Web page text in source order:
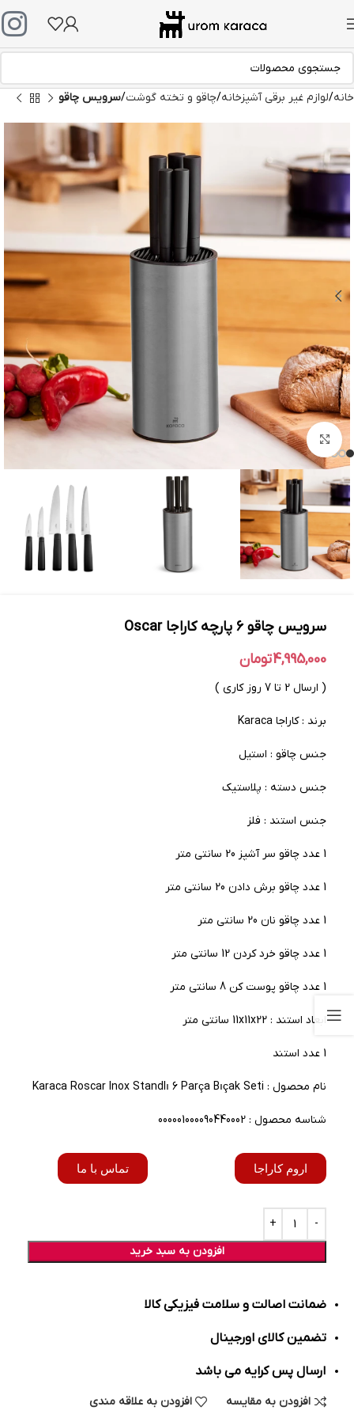
خانه لوازم غیر برقی آشپزخانه چاقو و تخته گوشت سرویس چاقو
بزرگنمایی تصویر
سرویس چاقو ۶ پارچه کاراجا Oscar
4,995,000تومان
( ارسال 2 تا 7 روز کاری )
برند : کاراجا Karaca
جنس چاقو : استیل
جنس دسته : پلاستیک
جنس استند : فلز
1 عدد چاقو سر آشپز 20 سانتی متر
1 عدد چاقو برش دادن 20 سانتی متر
1 عدد چاقو نان 20 سانتی متر
1 عدد چاقو خرد کردن 12 سانتی متر
1 عدد چاقو پوست کن 8 سانتی متر
ابعاد استند : 11x11x22 سانتی متر
1 عدد استند
نام محصول : Karaca Roscar Inox Standlı 6 Parça Bıçak Seti
شناسه محصول : 000001000090440002
اروم کاراجا تماس با ما
افزودن به سبد خرید
ضمانت اصالت و سلامت فیزیکی کالا
تضمین کالای اورجینال
ارسال پس کرایه می باشد
افزودن به مقایسه افزودن به علاقه مندی